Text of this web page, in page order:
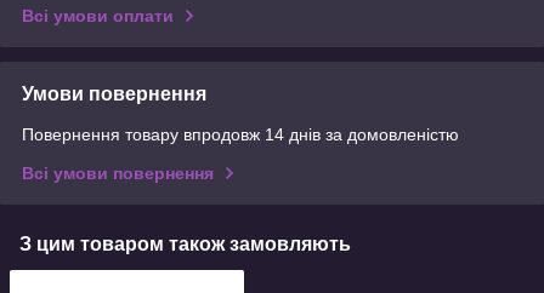
Всі умови оплати
Умови повернення
Повернення товару впродовж 14 днів за домовленістю
Всі умови повернення
З цим товаром також замовляють